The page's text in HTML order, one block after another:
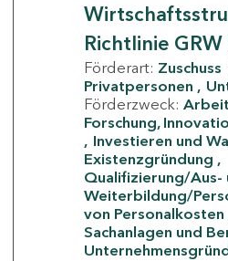
Richtlinie GRW
Förderart: Zuschuss
Privatpersonen
Förderzweck:
Forschung,
Investieren und
Existenzgründung
Qualifizierung/Aus-
Weiterbildung/
von Personalkosten
Sachanlagen und